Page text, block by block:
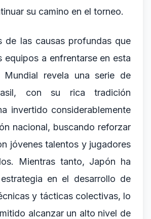
su camino en el torneo.
de las causas profundas que
equipos a enfrentarse en esta
Mundial revela una serie de
con su rica tradición
invertido considerablemente
nacional, buscando reforzar
jóvenes talentos y jugadores
Mientras tanto, Japón ha
en el desarrollo de
y tácticas colectivas, lo
alcanzar un alto nivel de